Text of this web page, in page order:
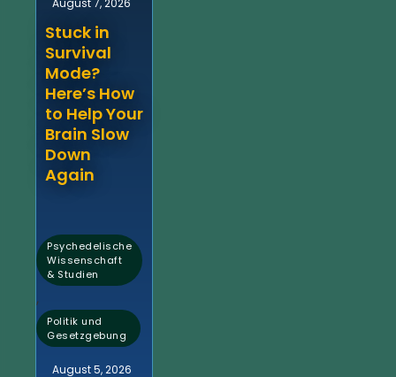
August 7, 2026
Stuck in
Survival
Mode?
Here’s How
to Help Your
Brain Slow
Down
Again
Psychedelische
Wissenschaft
& Studien
,
Politik und
Gesetzgebung
August 5, 2026